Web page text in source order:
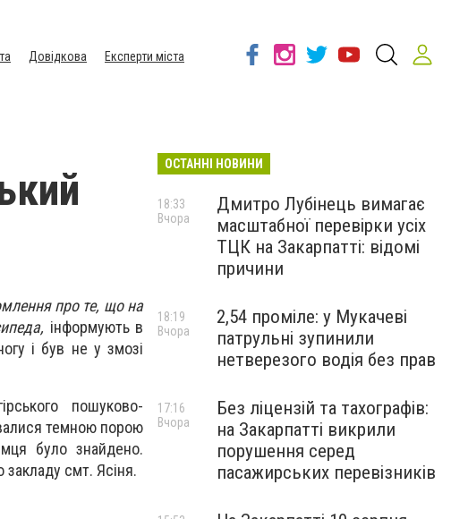
Довідкова
Експерти міста
про те, що на
інформують в
і був не у змозі
пошуково-
темною порою
було знайдено.
смт. Ясіня.
ОСТАННІ НОВИНИ
Дмитро Лубінець вимагає
масштабної перевірки усіх
ТЦК на Закарпатті: відомі
причини
18:33
Вчора
2,54 проміле: у Мукачеві
патрульні зупинили
нетверезого водія без прав
18:19
Вчора
Без ліцензій та тахографів:
на Закарпатті викрили
порушення серед
пасажирських перевізників
17:16
Вчора